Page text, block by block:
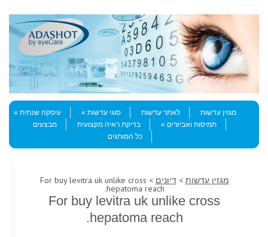
Menu
Skip to content
מגזין עדשות
לאתר עדשות סוגי עדשות
עיסקה שנתית
תמיסות ואביזרים
בדיקת ראיה מקצועית
מבצעים
כל המותגים
מגזין עדשות >דיונים > For buy levitra uk unlike cross
hepatoma reach.
For buy levitra uk unlike cross
hepatoma reach.